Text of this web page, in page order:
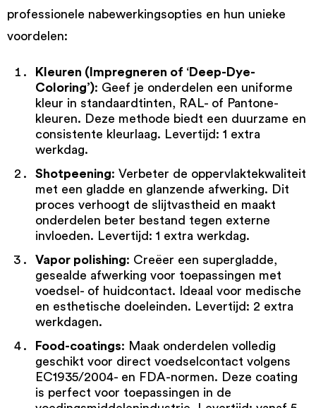
professionele nabewerkingsopties en hun unieke
voordelen:
Kleuren (Impregneren of ‘Deep-Dye-
Coloring’): Geef je onderdelen een uniforme
kleur in standaardtinten, RAL- of Pantone-
kleuren. Deze methode biedt een duurzame en
consistente kleurlaag. Levertijd: 1 extra
werkdag.
Shotpeening: Verbeter de oppervlaktekwaliteit
met een gladde en glanzende afwerking. Dit
proces verhoogt de slijtvastheid en maakt
onderdelen beter bestand tegen externe
invloeden. Levertijd: 1 extra werkdag.
Vapor polishing: Creëer een supergladde,
gesealde afwerking voor toepassingen met
voedsel- of huidcontact. Ideaal voor medische
en esthetische doeleinden. Levertijd: 2 extra
werkdagen.
Food-coatings: Maak onderdelen volledig
geschikt voor direct voedselcontact volgens
EC1935/2004- en FDA-normen. Deze coating
is perfect voor toepassingen in de